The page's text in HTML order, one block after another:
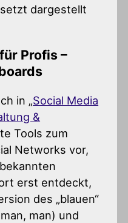
dargestellt
Profis –
in „Social Media
&
Tools zum
Networks vor,
erst entdeckt,
des „blauen“
man) und